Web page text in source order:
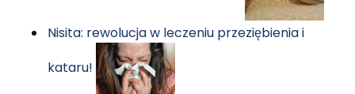
Nisita: rewolucja w leczeniu przeziębienia i
kataru!